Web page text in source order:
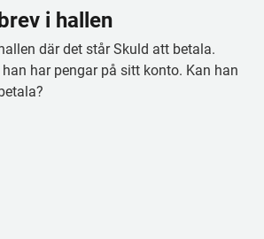
i hallen
där det står Skuld att betala.
har pengar på sitt konto. Kan han